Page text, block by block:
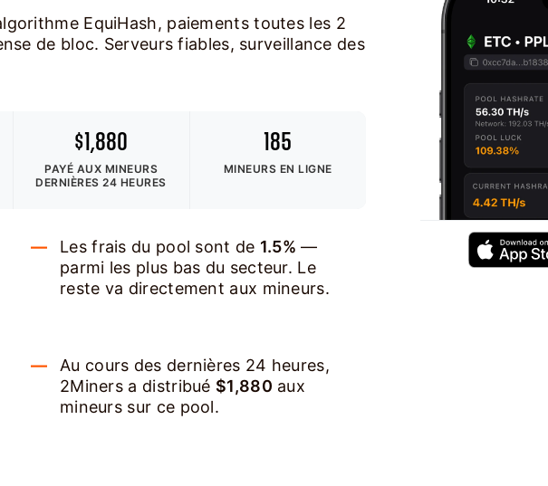
EquiHash, paiements toutes les 2
de bloc. Serveurs fiables, surveillance des
$1,880
PAYÉ AUX MINEURS
DERNIÈRES 24 HEURES
185
MINEURS EN LIGNE
Les frais du pool sont de 1.5% —
parmi les plus bas du secteur. Le
reste va directement aux mineurs.
Au cours des dernières 24 heures,
2Miners a distribué $1,880 aux
mineurs sur ce pool.